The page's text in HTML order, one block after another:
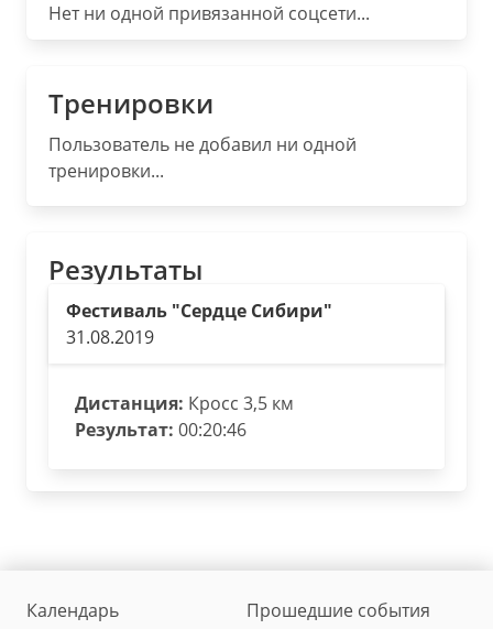
Нет ни одной привязанной соцсети...
Тренировки
Пользователь не добавил ни одной
тренировки...
Результаты
Фестиваль "Сердце Сибири"
31.08.2019
Дистанция: Кросс 3,5 км
Результат: 00:20:46
Календарь Прошедшие события